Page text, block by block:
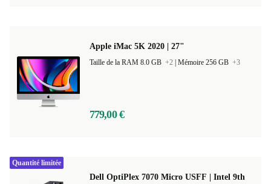
Apple iMac 5K 2020 | 27"
Taille de la RAM 8.0 GB +2 Mémoire 256 GB +3
779,00 €
Dell OptiPlex 7070 Micro USFF | Intel 9th
Quantité limitée